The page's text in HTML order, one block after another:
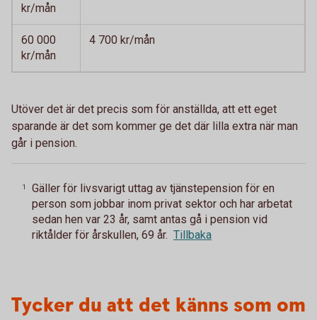
kr/mån
60 000
kr/mån
4 700 kr/mån
Utöver det är det precis som för anställda, att ett eget
sparande är det som kommer ge det där lilla extra när man
går i pension.
1
Gäller för livsvarigt uttag av tjänstepension för en
person som jobbar inom privat sektor och har arbetat
sedan hen var 23 år, samt antas gå i pension vid
riktålder för årskullen, 69 år. Tillbaka
Tycker du att det känns som om